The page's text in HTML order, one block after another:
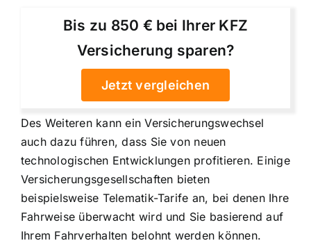
Bis zu 850 € bei Ihrer KFZ
Versicherung sparen?
Jetzt vergleichen
Des Weiteren kann ein Versicherungswechsel
auch dazu führen, dass Sie von neuen
technologischen Entwicklungen profitieren. Einige
Versicherungsgesellschaften bieten
beispielsweise Telematik-Tarife an, bei denen Ihre
Fahrweise überwacht wird und Sie basierend auf
Ihrem Fahrverhalten belohnt werden können.